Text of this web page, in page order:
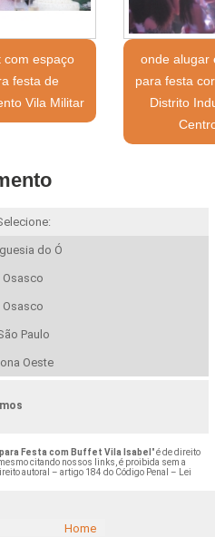
com espaço
festa de
Vila Militar
onde alugar
para festa
Distrito
do Ó
Osasco
Osasco
Paulo
Oeste
Festa com Buffet Vila Isabel " é de direito
citando nossos links, é proibida sem a
autoral – artigo 184 do Código Penal –
Lei
Home